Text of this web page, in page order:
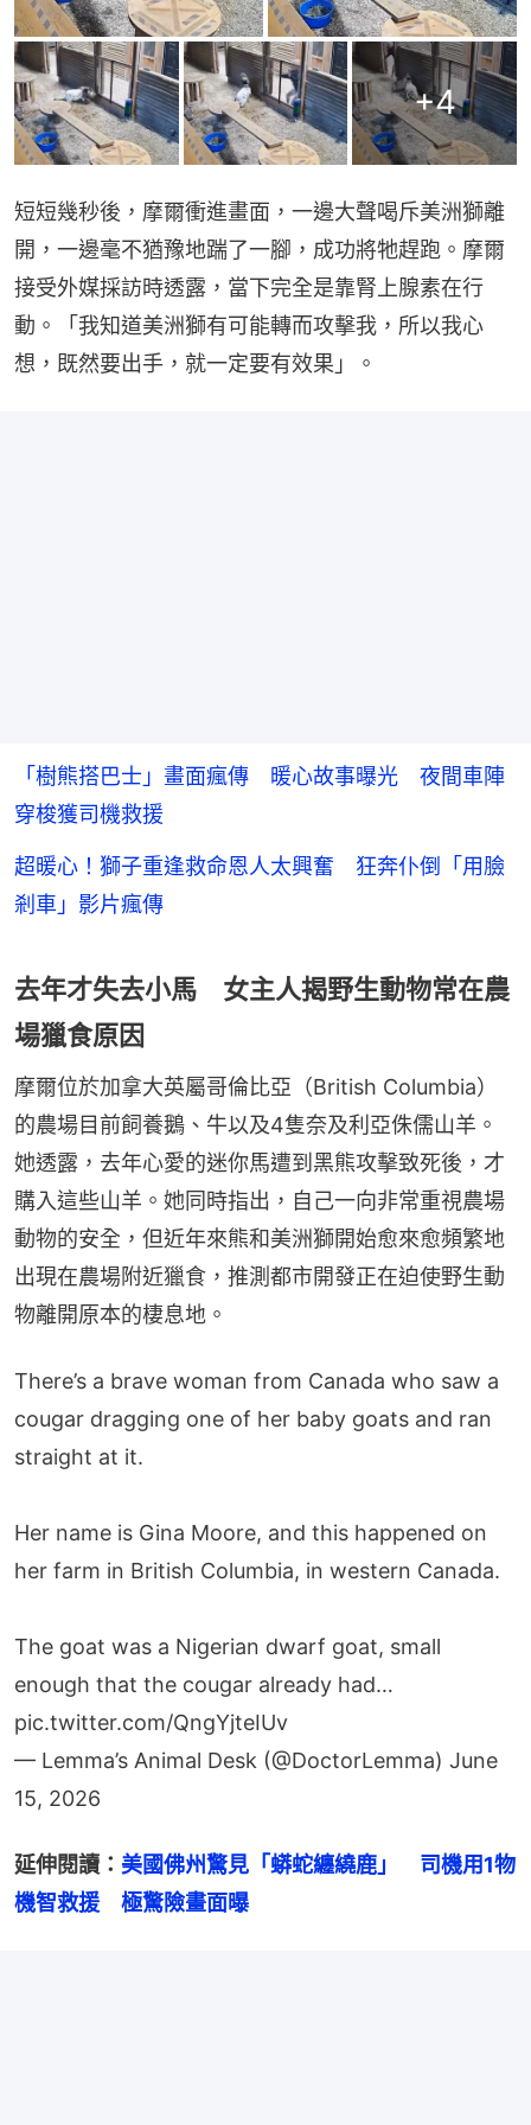
+4
短短幾秒後，摩爾衝進畫面，一邊大聲喝斥美洲獅離
開，一邊毫不猶豫地踹了一腳，成功將牠趕跑。摩爾
接受外媒採訪時透露，當下完全是靠腎上腺素在行
動。「我知道美洲獅有可能轉而攻擊我，所以我心
想，既然要出手，就一定要有效果」。
「樹熊搭巴士」畫面瘋傳 暖心故事曝光 夜間車陣
穿梭獲司機救援
超暖心！獅子重逢救命恩人太興奮 狂奔仆倒「用臉
剎車」影片瘋傳
去年才失去小馬 女主人揭野生動物常在農
場獵食原因
摩爾位於加拿大英屬哥倫比亞（British Columbia）
的農場目前飼養鵝、牛以及4隻奈及利亞侏儒山羊。
她透露，去年心愛的迷你馬遭到黑熊攻擊致死後，才
購入這些山羊。她同時指出，自己一向非常重視農場
動物的安全，但近年來熊和美洲獅開始愈來愈頻繁地
出現在農場附近獵食，推測都市開發正在迫使野生動
物離開原本的棲息地。
There’s a brave woman from Canada who saw a
cougar dragging one of her baby goats and ran
straight at it.
Her name is Gina Moore, and this happened on
her farm in British Columbia, in western Canada.
The goat was a Nigerian dwarf goat, small
enough that the cougar already had…
pic.twitter.com/QngYjteIUv
— Lemma’s Animal Desk (@DoctorLemma) June
15, 2026
延伸閱讀： 美國佛州驚見「蟒蛇纏繞鹿」　司機用1物
機智救援　極驚險畫面曝